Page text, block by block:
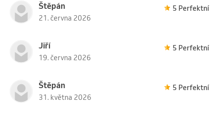
Štěpán
21. června 2026
5 Perfektní
Jiří
19. června 2026
5 Perfektní
Štěpán
31. května 2026
5 Perfektní